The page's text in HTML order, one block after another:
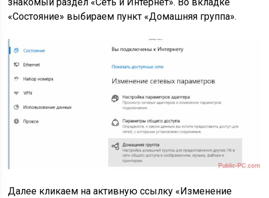
«Состояние» выбираем пункт «Домашняя группа».
Далее кликаем на активную ссылку «Изменение